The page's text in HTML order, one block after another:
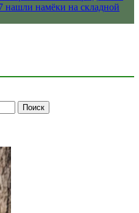
нашли намёки на складной